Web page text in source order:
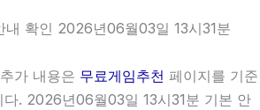
내 확인 2026년06월03일 13시31분
가 내용은 무료게임추천 페이지를 기준
. 2026년06월03일 13시31분 기본 안